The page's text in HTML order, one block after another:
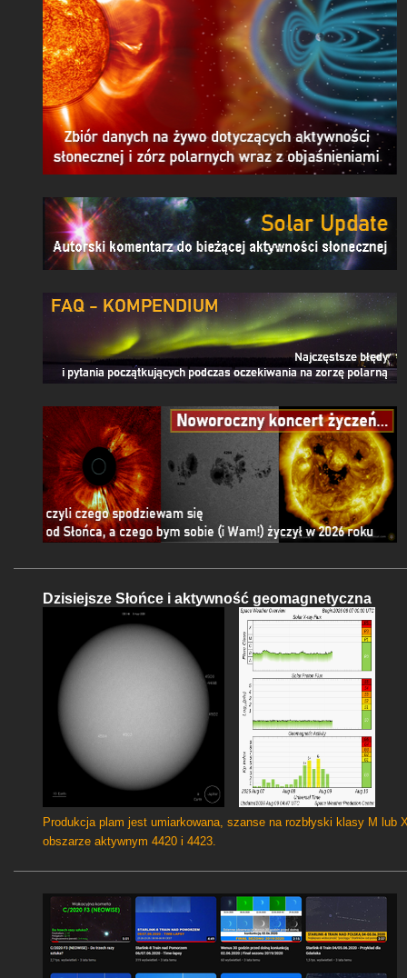
Dzisiejsze Słońce i aktywność geomagnetyczna
Produkcja plam jest umiarkowana, szanse na rozbłyski klasy M lub
obszarze aktywnym 4420 i 4423.